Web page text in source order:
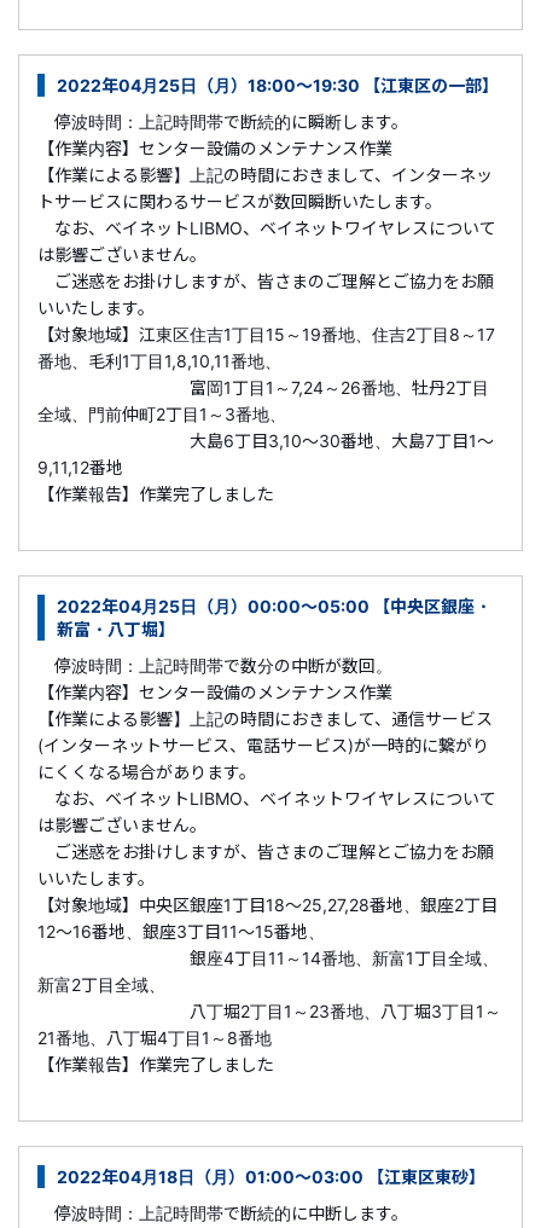
2022年04月25日（月）18:00～19:30 【江東区の一部】
停波時間：上記時間帯で断続的に瞬断します。
【作業内容】センター設備のメンテナンス作業
【作業による影響】上記の時間におきまして、インターネッ
トサービスに関わるサービスが数回瞬断いたします。
なお、ベイネットLIBMO、ベイネットワイヤレスについて
は影響ございません。
ご迷惑をお掛けしますが、皆さまのご理解とご協力をお願
いいたします。
【対象地域】江東区住吉1丁目15～19番地、住吉2丁目8～17
番地、毛利1丁目1,8,10,11番地、
富岡1丁目1～7,24～26番地、牡丹2丁目
全域、門前仲町2丁目1～3番地、
大島6丁目3,10～30番地、大島7丁目1～
9,11,12番地
【作業報告】作業完了しました
2022年04月25日（月）00:00～05:00 【中央区銀座・
新富・八丁堀】
停波時間：上記時間帯で数分の中断が数回。
【作業内容】センター設備のメンテナンス作業
【作業による影響】上記の時間におきまして、通信サービス
(インターネットサービス、電話サービス)が一時的に繋がり
にくくなる場合があります。
なお、ベイネットLIBMO、ベイネットワイヤレスについて
は影響ございません。
ご迷惑をお掛けしますが、皆さまのご理解とご協力をお願
いいたします。
【対象地域】中央区銀座1丁目18～25,27,28番地、銀座2丁目
12～16番地、銀座3丁目11～15番地、
銀座4丁目11～14番地、新富1丁目全域、
新富2丁目全域、
八丁堀2丁目1～23番地、八丁堀3丁目1～
21番地、八丁堀4丁目1～8番地
【作業報告】作業完了しました
2022年04月18日（月）01:00～03:00 【江東区東砂】
停波時間：上記時間帯で断続的に中断します。